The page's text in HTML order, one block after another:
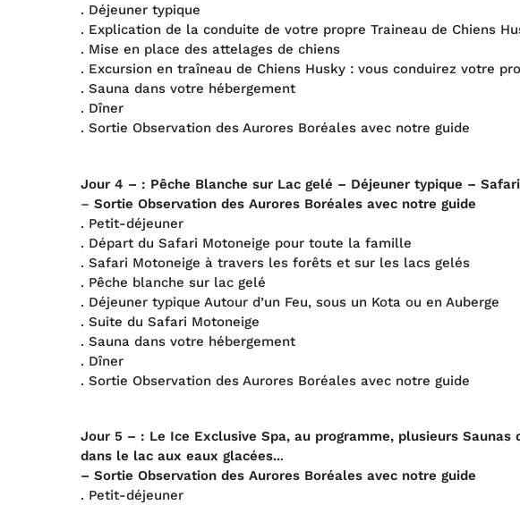
. Déjeuner typique
. Explication de la conduite de votre propre Traineau de Chiens
. Mise en place des attelages de chiens
. Excursion en traîneau de Chiens Husky : vous conduirez votre
. Sauna dans votre hébergement
. Dîner
. Sortie Observation des Aurores Boréales avec notre guide
Jour 4 – : Pêche Blanche sur Lac gelé – Déjeuner typique –
– Sortie Observation des Aurores Boréales avec notre guide
. Petit-déjeuner
. Départ du Safari Motoneige pour toute la famille
. Safari Motoneige à travers les forêts et sur les lacs gelés
. Pêche blanche sur lac gelé
. Déjeuner typique Autour d’un Feu, sous un Kota ou en Auberge
. Suite du Safari Motoneige
. Sauna dans votre hébergement
. Dîner
. Sortie Observation des Aurores Boréales avec notre guide
Jour 5 – : Le Ice Exclusive Spa, au programme, plusieurs
dans le lac aux eaux glacées...
– Sortie Observation des Aurores Boréales avec notre guide
. Petit-déjeuner